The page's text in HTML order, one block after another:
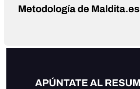
Metodología de Maldita.es